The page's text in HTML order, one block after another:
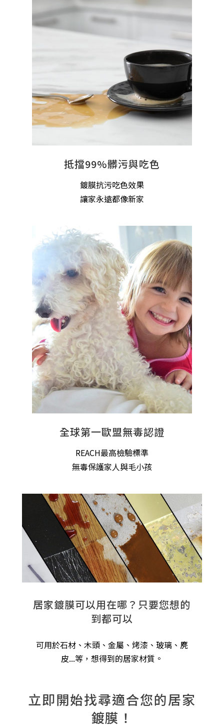
抵擋99%髒污與吃色
鍍膜抗污吃色效果
讓家永遠都像新家
全球第一歐盟無毒認證
REACH最高檢驗標準
無毒保護家人與毛小孩
居家鍍膜可以用在哪？只要您想的
到都可以
可用於石材、木頭、金屬、烤漆、玻璃、麂
皮...等，想得到的居家材質。
立即開始找尋適合您的居家
鍍膜！